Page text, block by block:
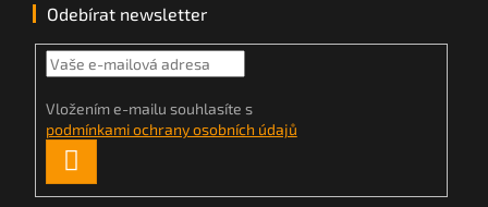
Odebírat newsletter
Vložením e-mailu souhlasíte s
podmínkami ochrany osobních údajů
SE